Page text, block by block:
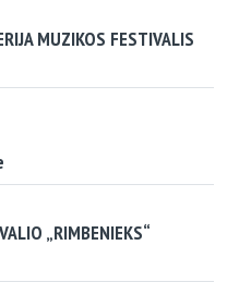
MUZIKOS FESTIVALIS
„RIMBENIEKS“